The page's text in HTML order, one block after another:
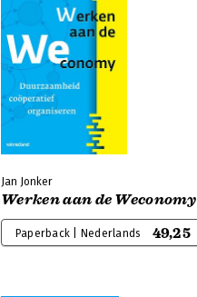
Jan Jonker
Werken aan de Weconomy
Paperback | Nederlands 49,25